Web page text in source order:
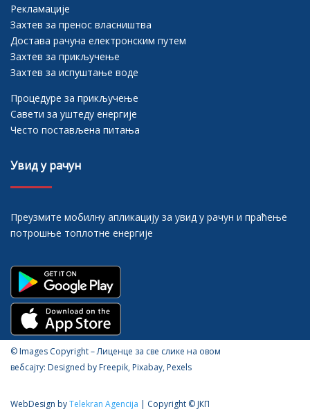
Рекламације
Захтев за пренос власништва
Достава рачуна електронским путем
Захтев за прикључење
Захтев за испуштање воде
Процедуре за прикључење
Савети за уштеду енергије
Често постављена питања
Увид у рачун
Преузмите мобилну апликацију за увид у рачун и праћење
потрошње топлотне енергије
© Images Copyright – Лиценце за све слике на овом
вебсајту: Designed by Freepik, Pixabay, Pexels
WebDesign byTelekran Agencija | Copyright © ЈКП